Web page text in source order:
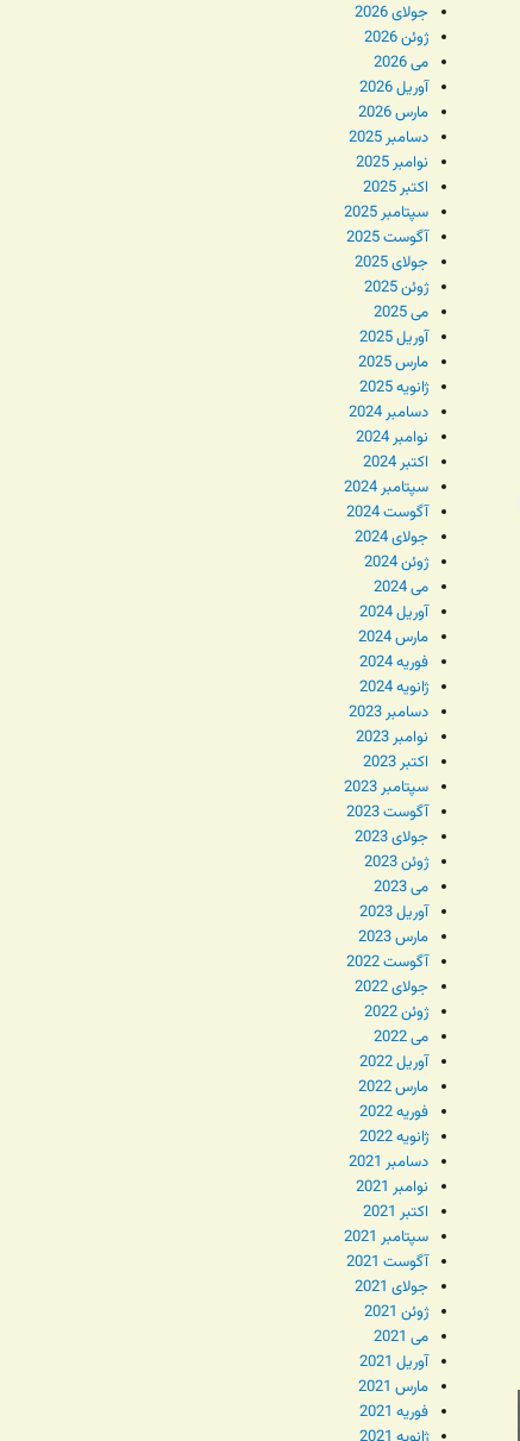
جولای 2026
ژوئن 2026
می 2026
آوریل 2026
مارس 2026
دسامبر 2025
نوامبر 2025
اکتبر 2025
سپتامبر 2025
آگوست 2025
جولای 2025
ژوئن 2025
می 2025
آوریل 2025
مارس 2025
ژانویه 2025
دسامبر 2024
نوامبر 2024
اکتبر 2024
سپتامبر 2024
آگوست 2024
جولای 2024
ژوئن 2024
می 2024
آوریل 2024
مارس 2024
فوریه 2024
ژانویه 2024
دسامبر 2023
نوامبر 2023
اکتبر 2023
سپتامبر 2023
آگوست 2023
جولای 2023
ژوئن 2023
می 2023
آوریل 2023
مارس 2023
آگوست 2022
جولای 2022
ژوئن 2022
می 2022
آوریل 2022
مارس 2022
فوریه 2022
ژانویه 2022
دسامبر 2021
نوامبر 2021
اکتبر 2021
سپتامبر 2021
آگوست 2021
جولای 2021
ژوئن 2021
می 2021
آوریل 2021
مارس 2021
فوریه 2021